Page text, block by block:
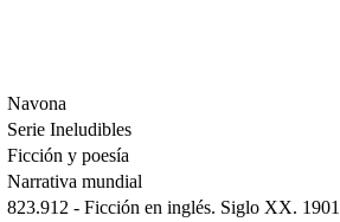
Navona
Serie Ineludibles
Ficción y poesía
Narrativa mundial
823.912 - Ficción en inglés. Siglo XX.